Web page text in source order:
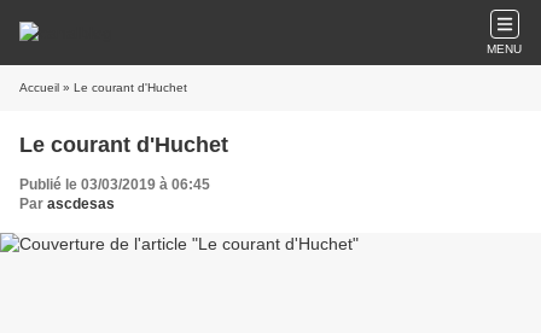
MENU
Accueil » Le courant d'Huchet
Le courant d'Huchet
Publié le 03/03/2019 à 06:45
Par ascdesas